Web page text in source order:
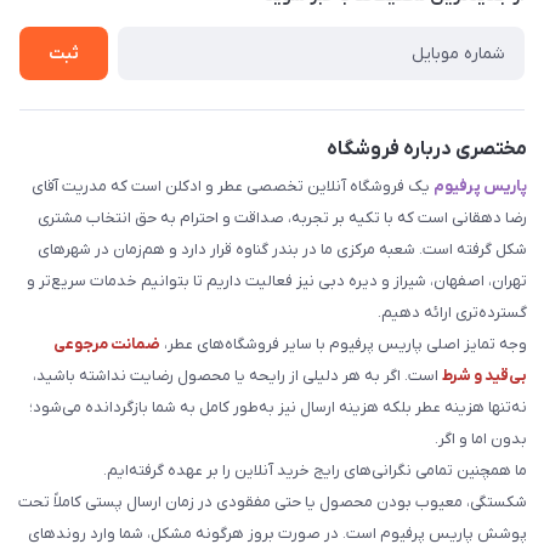
ثبت
مختصری درباره فروشگاه
پاریس پرفیوم یک فروشگاه آنلاین تخصصی عطر و ادکلن است که مدریت آقای
رضا دهقانی است که با تکیه بر تجربه، صداقت و احترام به حق انتخاب مشتری
شکل گرفته است. شعبه مرکزی ما در بندر گناوه قرار دارد و هم‌زمان در شهرهای
تهران، اصفهان، شیراز و دیره دبی نیز فعالیت داریم تا بتوانیم خدمات سریع‌تر و
گسترده‌تری ارائه دهیم.
وجه تمایز اصلی پاریس پرفیوم با سایر فروشگاه‌های عطر، ضمانت مرجوعی
بی‌قید و شرط است. اگر به هر دلیلی از رایحه یا محصول رضایت نداشته باشید،
نه‌تنها هزینه عطر بلکه هزینه ارسال نیز به‌طور کامل به شما بازگردانده می‌شود؛
بدون اما و اگر.
ما همچنین تمامی نگرانی‌های رایج خرید آنلاین را بر عهده گرفته‌ایم.
شکستگی، معیوب بودن محصول یا حتی مفقودی در زمان ارسال پستی کاملاً تحت
پوشش پاریس پرفیوم است. در صورت بروز هرگونه مشکل، شما وارد روندهای